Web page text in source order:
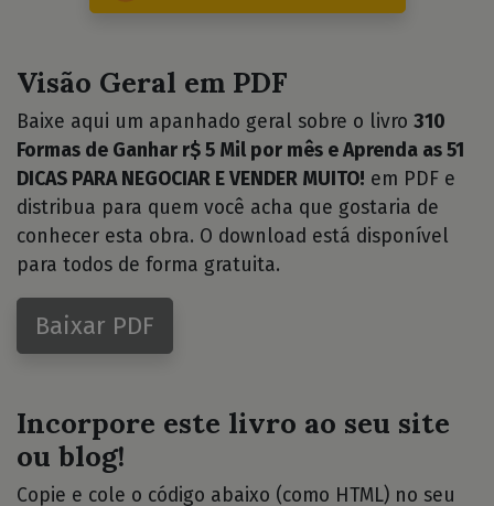
Visão Geral em PDF
Baixe aqui um apanhado geral sobre o livro 310
Formas de Ganhar r$ 5 Mil por mês e Aprenda as 51
DICAS PARA NEGOCIAR E VENDER MUITO! em PDF e
distribua para quem você acha que gostaria de
conhecer esta obra. O download está disponível
para todos de forma gratuita.
Baixar PDF
Incorpore este livro ao seu site
ou blog!
Copie e cole o código abaixo (como HTML) no seu